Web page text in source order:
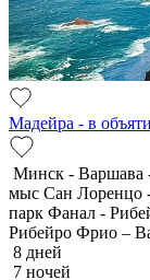
Мадейра - в
Минск - Варшава
мыс Сан Лоренцо
парк Фанал -
Рибейро Фрио –
8 дней
7 ночей